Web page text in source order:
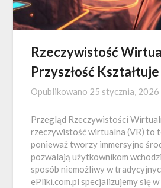
Rzeczywistość
Przyszłość
Opublikowano 25 stycznia, 2026
Przegląd Rzeczywistości
rzeczywistość wirtualna (VR) to
ponieważ tworzy immersyjne
pozwalają użytkownikom
sposób niemożliwy w
ePliki.com.pl specjalizujemy się